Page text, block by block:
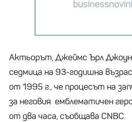
Актьорът, Джеймс Ърл
седмица на 93-годишна
от 1995 г., че процесът на
за неговия емблематичен
от два часа, съобщава CNBC.